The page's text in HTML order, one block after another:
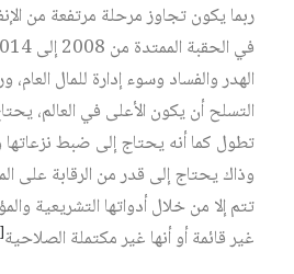
ربما يكون تجاوز مرحلة مرتفعة من
الهدر والفساد وسوء إدارة للمال العام،
التسلح أن يكون الأعلى في العالم،
تطول كما أنه يحتاج إلى ضبط نزعاتها
وذاك يحتاج إلى قدر من الرقابة على
تتم إلا من خلال أدواتها التشريعية
غير قائمة أو أنها غير مكتملة الصلاحية[16]